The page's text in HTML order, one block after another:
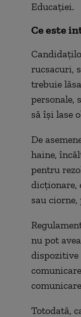
Educației.
Ce este
rucsacuri,
trebuie
personale,
să își lase
De
haine,
pentru
dicționare,
sau
nu pot
dispozitive
Totodată,